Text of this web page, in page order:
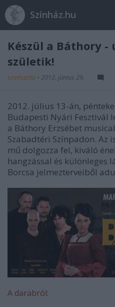
Színház.hu
Készül a Báthory -
születik!
szinhazhu • 2012. június 29.
2012. július 13-án,
Budapesti Nyári Fesztivál
a Báthory Erzsébet
Szabadtéri Színpadon. Az
mű dolgozza fel, kiváló
hangzással és különleges
Borcsa jelmezterveiből
A darabról: